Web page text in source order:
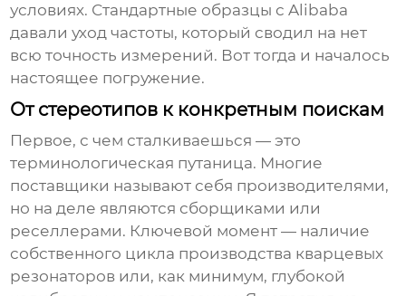
условиях. Стандартные образцы с Alibaba
давали уход частоты, который сводил на нет
всю точность измерений. Вот тогда и началось
настоящее погружение.
От стереотипов к конкретным поискам
Первое, с чем сталкиваешься — это
терминологическая путаница. Многие
поставщики называют себя производителями,
но на деле являются сборщиками или
реселлерами. Ключевой момент — наличие
собственного цикла производства кварцевых
резонаторов или, как минимум, глубокой